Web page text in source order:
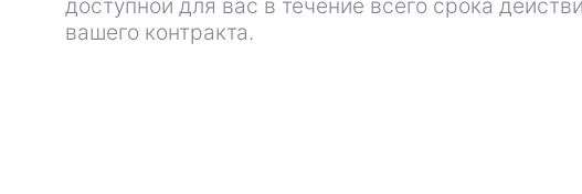
доступной для вас в течение всего срока
вашего контракта.